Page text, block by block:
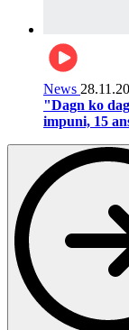
News
"Dagn ko
impuni, 15